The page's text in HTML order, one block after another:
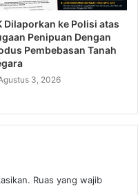
Dilaporkan ke Polisi atas
Penipuan Dengan
Pembebasan Tanah
3, 2026
Ruas yang wajib